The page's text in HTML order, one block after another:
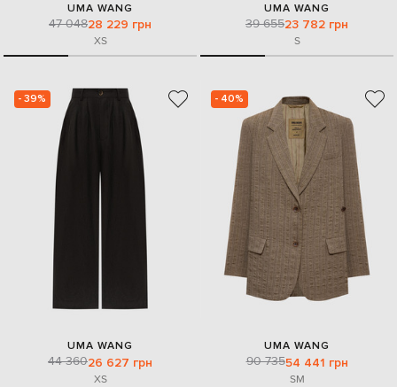
UMA WANG
47 04828 229 грн
XS
UMA WANG
39 65523 782 грн
S
- 39%
UMA WANG
44 36026 627 грн
XS
- 40%
UMA WANG
90 73554 441 грн
SM